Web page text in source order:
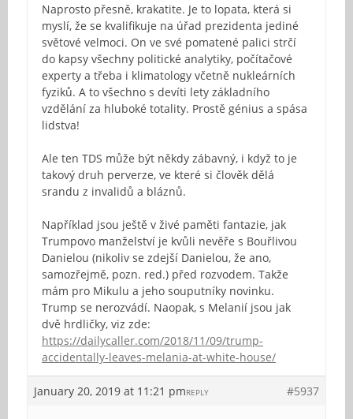
Naprosto přesně, krakatite. Je to lopata, která si
myslí, že se kvalifikuje na úřad prezidenta jediné
světové velmoci. On ve své pomatené palici strčí
do kapsy všechny politické analytiky, počítačové
experty a třeba i klimatology včetně nukleárních
fyziků. A to všechno s devíti lety základního
vzdělání za hluboké totality. Prostě génius a spása
lidstva!
Ale ten TDS může být někdy zábavný, i když to je
takový druh perverze, ve které si člověk dělá
srandu z invalidů a bláznů.
Například jsou ještě v živé paměti fantazie, jak
Trumpovo manželství je kvůli nevěře s Bouřlivou
Danielou (nikoliv se zdejší Danielou, že ano,
samozřejmě, pozn. red.) před rozvodem. Takže
mám pro Mikulu a jeho souputníky novinku.
Trump se nerozvádí. Naopak, s Melanií jsou jak
dvě hrdličky, viz zde:
https://dailycaller.com/2018/11/09/trump-
accidentally-leaves-melania-at-white-house/
January 20, 2019 at 11:21 pm #5937
REPLY